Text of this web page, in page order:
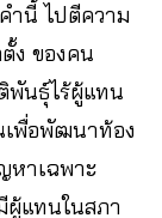
ำนี้ ไปตีความ
ง ของคน
พันธุ์ไร้ผู้แทน
เพื่อพัฒนาท้อง
หาเฉพาะ
ผู้แทนในสภา